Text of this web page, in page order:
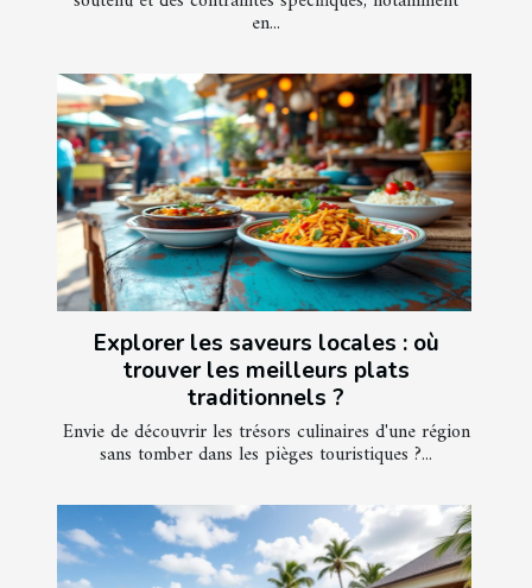
en...
Explorer les saveurs locales : où
trouver les meilleurs plats
traditionnels ?
Envie de découvrir les trésors culinaires d'une région
sans tomber dans les pièges touristiques ?...